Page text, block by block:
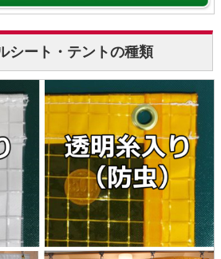
シート・テントの種類